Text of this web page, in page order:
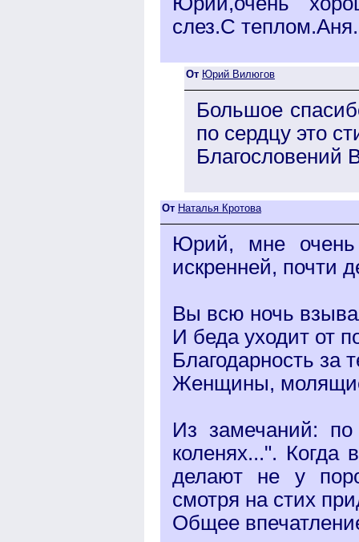
слез.С теплом.Аня.
От Юрий Вилюгов
Большое
по сердцу это
Благословений
От Наталья Кротова
Юрий, мне очень
искренней, почти
Вы всю ночь
И беда уходит от
Благодарность за
Женщины,
Из замечаний:
коленях...". Когда
делают не у
смотря на стих
Общее